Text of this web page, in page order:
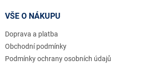
VŠE O NÁKUPU
Doprava a platba
Obchodní podmínky
Podmínky ochrany osobních údajů